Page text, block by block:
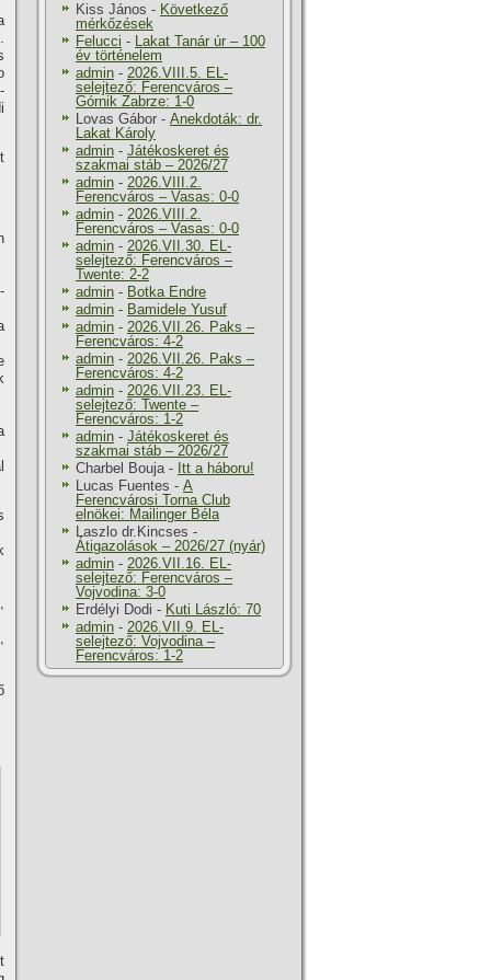
Kiss János - Következő
mérkőzések
Felucci - Lakat Tanár úr – 100
év történelem
admin - 2026.VIII.5. EL-
selejtező: Ferencváros –
Górnik Zabrze: 1-0
Lovas Gábor - Anekdoták: dr.
Lakat Károly
admin - Játékoskeret és
szakmai stáb – 2026/27
admin - 2026.VIII.2.
Ferencváros – Vasas: 0-0
admin - 2026.VIII.2.
Ferencváros – Vasas: 0-0
admin - 2026.VII.30. EL-
selejtező: Ferencváros –
Twente: 2-2
admin - Botka Endre
admin - Bamidele Yusuf
admin - 2026.VII.26. Paks –
Ferencváros: 4-2
admin - 2026.VII.26. Paks –
Ferencváros: 4-2
admin - 2026.VII.23. EL-
selejtező: Twente –
Ferencváros: 1-2
admin - Játékoskeret és
szakmai stáb – 2026/27
Charbel Bouja- Itt a háboru!
Lucas Fuentes - A
Ferencvárosi Torna Club
elnökei: Mailinger Béla
Laszlo dr.Kincses -
Átigazolások – 2026/27 (nyár)
admin - 2026.VII.16. EL-
selejtező: Ferencváros –
Vojvodina: 3-0
Erdélyi Dodi - Kuti László: 70
admin - 2026.VII.9. EL-
selejtező: Vojvodina –
Ferencváros: 1-2